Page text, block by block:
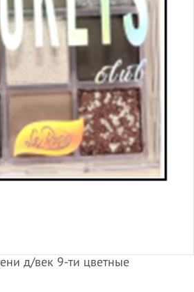
д/век 9-ти цветные